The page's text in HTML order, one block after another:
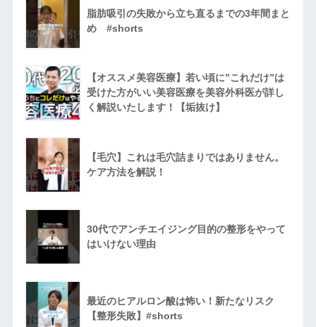
脂肪吸引の失敗から立ち直るまでの3年間まと
め #shorts
【オススメ美容医療】若い頃に”これだけ”は
受けた方がいい美容医療を美容外科医が詳し
く解説いたします！【垢抜け】
【毛穴】これは毛穴詰まりではありません。
ケア方法を解説！
30代でアンチエイジング目的の整形をやって
はいけない理由
最近のヒアルロン酸は怖い！新たなリスク
【整形失敗】#shorts